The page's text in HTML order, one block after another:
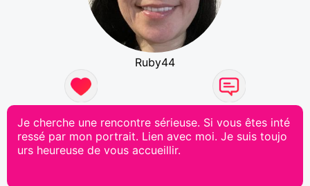
Ruby44
Je cherche une rencontre sérieuse. Si vous êtes inté
ressé par mon portrait. Lien avec moi. Je suis toujo
urs heureuse de vous accueillir.